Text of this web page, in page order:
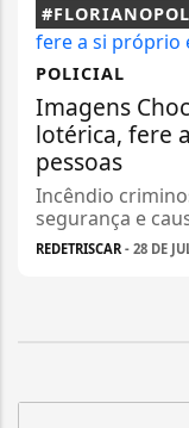
POLICIAL
Imagens
lotérica, fere
pessoas
Incêndio
segurança e
REDETRISCAR - 28 DE